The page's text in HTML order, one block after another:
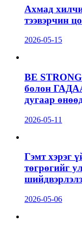
Ахмад
тээвэрчин
2026-05-15
BE
болон
дугаар
2026-05-11
Гэмт хэрэг
төгрөгийг
2026-05-06